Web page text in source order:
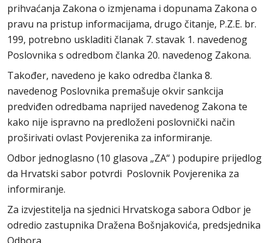
prihvaćanja Zakona o izmjenama i dopunama Zakona o
pravu na pristup informacijama, drugo čitanje, P.Z.E. br.
199, potrebno uskladiti članak 7. stavak 1. navedenog
Poslovnika s odredbom članka 20. navedenog Zakona.
Također, navedeno je kako odredba članka 8.
navedenog Poslovnika premašuje okvir sankcija
predviđen odredbama naprijed navedenog Zakona te
kako nije ispravno na predloženi poslovnički način
proširivati ovlast Povjerenika za informiranje.
Odbor jednoglasno (10 glasova „ZA“ ) podupire prijedlog
da Hrvatski sabor potvrdi Poslovnik Povjerenika za
informiranje.
Za izvjestitelja na sjednici Hrvatskoga sabora Odbor je
odredio zastupnika Dražena Bošnjakovića, predsjednika